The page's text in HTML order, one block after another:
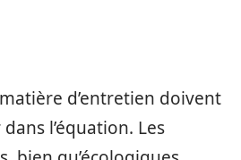
d’entretien doivent
l’équation. Les